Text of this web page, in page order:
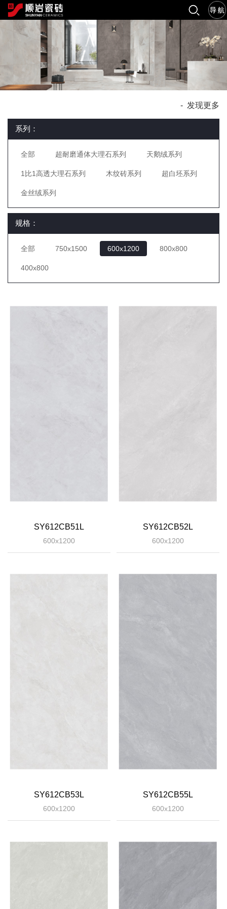
- 发现更多
系列：
全部 超耐磨通体大理石系列 天鹅绒系列
1比1高透大理石系列 木纹砖系列 超白坯系列
金丝绒系列
规格：
全部 750x1500 600x1200 800x800
400x800
SY612CB51L
600x1200
SY612CB52L
600x1200
SY612CB53L
600x1200
SY612CB55L
600x1200